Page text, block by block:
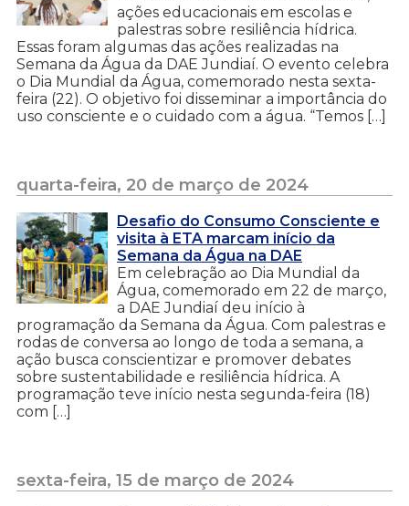
ações educacionais em escolas e
palestras sobre resiliência hídrica.
Essas foram algumas das ações realizadas na
Semana da Água da DAE Jundiaí. O evento celebra
o Dia Mundial da Água, comemorado nesta sexta-
feira (22). O objetivo foi disseminar a importância do
uso consciente e o cuidado com a água. “Temos […]
quarta-feira, 20 de março de 2024
Desafio do Consumo Consciente e
visita à ETA marcam início da
Semana da Água na DAE
Em celebração ao Dia Mundial da
Água, comemorado em 22 de março,
a DAE Jundiaí deu início à
programação da Semana da Água. Com palestras e
rodas de conversa ao longo de toda a semana, a
ação busca conscientizar e promover debates
sobre sustentabilidade e resiliência hídrica. A
programação teve início nesta segunda-feira (18)
com […]
sexta-feira, 15 de março de 2024